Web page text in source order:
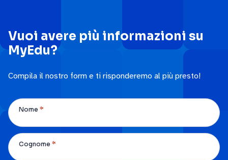
Vuoi avere più informazioni su
MyEdu?
Compila il nostro form e ti risponderemo al più presto!
Nome *
Cognome *